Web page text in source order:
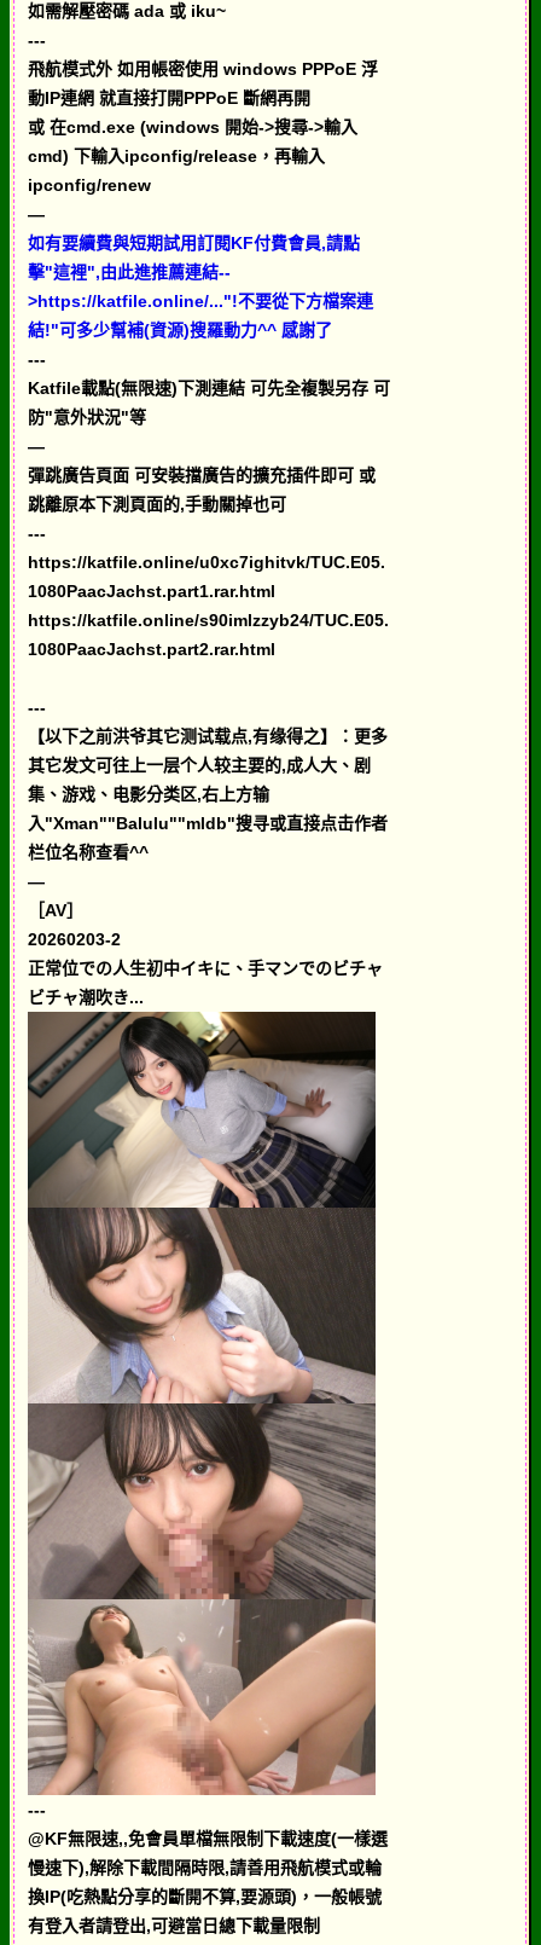
如需解壓密碼 ada 或 iku~
---
飛航模式外 如用帳密使用 windows PPPoE 浮
動IP連網 就直接打開PPPoE 斷網再開
或 在cmd.exe (windows 開始->搜尋->輸入
cmd) 下輸入ipconfig/release，再輸入
ipconfig/renew
—
如有要續費與短期試用訂閱KF付費會員,請點
擊"這裡",由此進推薦連結--
>https://katfile.online/..."!不要從下方檔案連
結!"可多少幫補(資源)搜羅動力^^ 感謝了
---
Katfile載點(無限速)下測連結 可先全複製另存 可
防"意外狀況"等
—
彈跳廣告頁面 可安裝擋廣告的擴充插件即可 或
跳離原本下測頁面的,手動關掉也可
---
https://katfile.online/u0xc7ighitvk/TUC.E05.
1080PaacJachst.part1.rar.html
https://katfile.online/s90imlzzyb24/TUC.E05.
1080PaacJachst.part2.rar.html
---
【以下之前洪爷其它测试载点,有缘得之】：更多
其它发文可往上一层个人较主要的,成人大、剧
集、游戏、电影分类区,右上方输
入"Xman""Balulu""mldb"搜寻或直接点击作者
栏位名称查看^^
—
［AV］
20260203-2
正常位での人生初中イキに、手マンでのビチャ
ビチャ潮吹き...
---
@KF無限速,,免會員單檔無限制下載速度(一樣選
慢速下),解除下載間隔時限,請善用飛航模式或輪
換IP(吃熱點分享的斷開不算,要源頭)，一般帳號
有登入者請登出,可避當日總下載量限制